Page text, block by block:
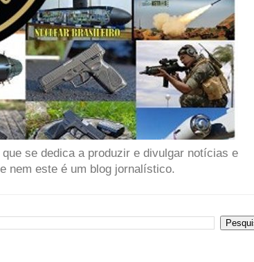
se dedica a produzir e divulgar notícias e
nem este é um blog jornalístico.